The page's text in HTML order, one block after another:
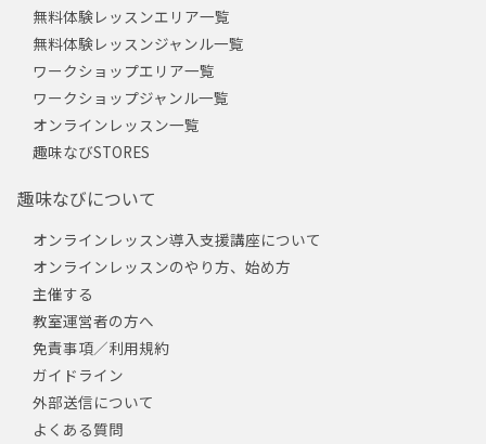
無料体験レッスンエリア一覧
無料体験レッスンジャンル一覧
ワークショップエリア一覧
ワークショップジャンル一覧
オンラインレッスン一覧
趣味なびSTORES
趣味なびについて
オンラインレッスン導入支援講座について
オンラインレッスンのやり方、始め方
主催する
教室運営者の方へ
免責事項／利用規約
ガイドライン
外部送信について
よくある質問